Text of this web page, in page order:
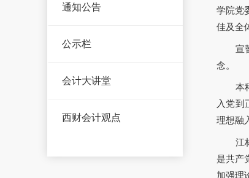
通知公告
公示栏
会计大讲堂
西财会计观点
学院党
佳及全
宣
念。
本
入党到
理想融
江
是共产
加强理